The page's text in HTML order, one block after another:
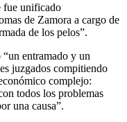
fue unificado
de Zamora a cargo de
de los pelos”.
entramado y un
juzgados compitiendo
complejo:
todos los problemas
una causa”.